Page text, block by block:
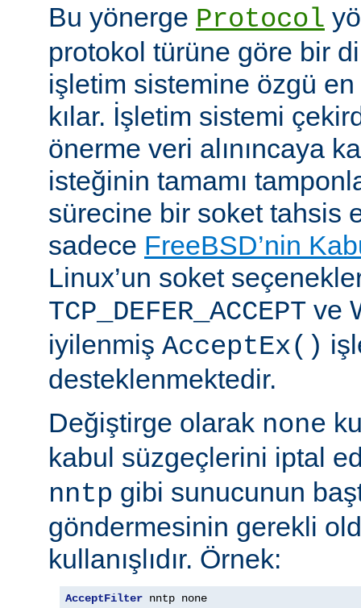
Bu yönerge Protocol
protokol türüne göre bir
işletim sistemine özgü
kılar. İşletim sistemi
önerme veri alınıncaya
isteğinin tamamı
sürecine bir soket tahsis
sadece FreeBSD’nin
Linux’un soket
TCP_DEFER_ACCEPT ve
iyilenmiş AcceptEx()
desteklenmektedir.
Değiştirge olarak none
kabul süzgeçlerini iptal
nntp gibi sunucunun
göndermesinin gerekli
kullanışlıdır. Örnek:
AcceptFilter nntp none